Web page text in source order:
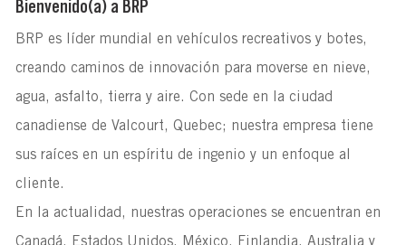
Bienvenido(a) a BRP
BRP es líder mundial en vehículos recreativos y botes,
creando caminos de innovación para moverse en nieve,
agua, asfalto, tierra y aire. Con sede en la ciudad
canadiense de Valcourt, Quebec; nuestra empresa tiene
sus raíces en un espíritu de ingenio y un enfoque al
cliente.
En la actualidad, nuestras operaciones se encuentran en